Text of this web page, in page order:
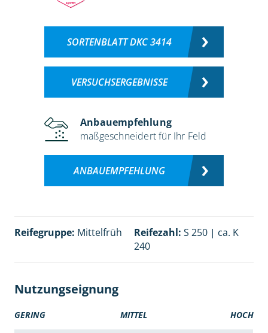
SORTENBLATT DKC 3414
VERSUCHSERGEBNISSE
Anbauempfehlung
maßgeschneidert für Ihr Feld
ANBAUEMPFEHLUNG
Reifegruppe: Mittelfrüh Reifezahl: S 250 | ca. K
240
Nutzungseignung
GERING MITTEL HOCH